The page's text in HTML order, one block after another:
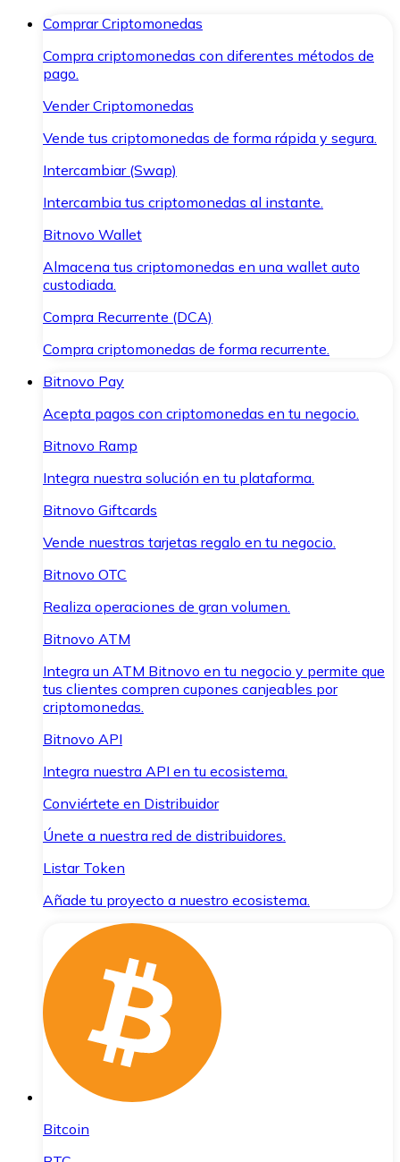
Comprar Criptomonedas
Compra criptomonedas con diferentes métodos de
pago.
Vender Criptomonedas
Vende tus criptomonedas de forma rápida y segura.
Intercambiar (Swap)
Intercambia tus criptomonedas al instante.
Bitnovo Wallet
Almacena tus criptomonedas en una wallet auto
custodiada.
Compra Recurrente (DCA)
Compra criptomonedas de forma recurrente.
Bitnovo Pay
Acepta pagos con criptomonedas en tu negocio.
Bitnovo Ramp
Integra nuestra solución en tu plataforma.
Bitnovo Giftcards
Vende nuestras tarjetas regalo en tu negocio.
Bitnovo OTC
Realiza operaciones de gran volumen.
Bitnovo ATM
Integra un ATM Bitnovo en tu negocio y permite que
tus clientes compren cupones canjeables por
criptomonedas.
Bitnovo API
Integra nuestra API en tu ecosistema.
Conviértete en Distribuidor
Únete a nuestra red de distribuidores.
Listar Token
Añade tu proyecto a nuestro ecosistema.
Bitcoin